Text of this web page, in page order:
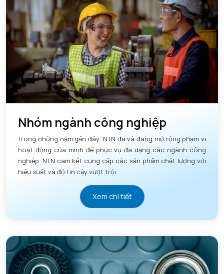
Nhóm ngành công nghiệp
Trong những năm gần đây, NTN đã và đang mở rộng phạm vi
hoạt động của mình để phục vụ đa dạng các ngành công
nghiệp. NTN cam kết cung cấp các sản phẩm chất lượng với
hiệu suất và độ tin cậy vượt trội.
Xem chi tiết